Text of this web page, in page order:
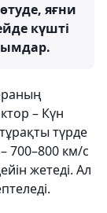
яғни
күшті
– Күн
түрде
700–800 км/с
жетеді. Ал